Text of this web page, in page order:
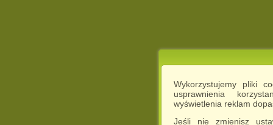
Wykorzystujemy pliki
usprawnienia
wyświetlenia reklam
Jeśli nie zmienisz